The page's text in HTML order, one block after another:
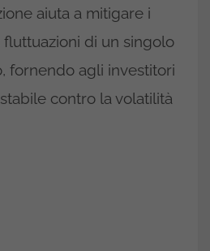
aiuta a mitigare i
fluttuazioni di un singolo
fornendo agli investitori
contro la volatilità